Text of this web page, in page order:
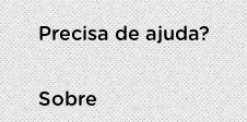
Precisa de ajuda?
Sobre